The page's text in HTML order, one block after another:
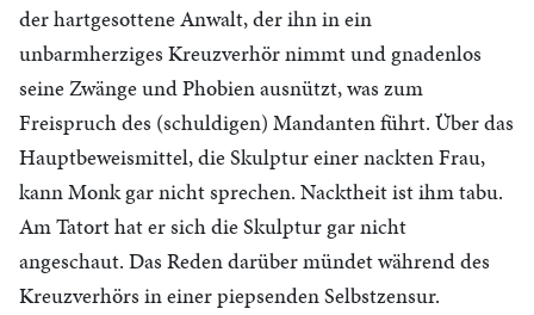
der hartgesottene Anwalt, der ihn in ein
unbarmherziges Kreuzverhör nimmt und gnadenlos
seine Zwänge und Phobien ausnützt, was zum
Freispruch des (schuldigen) Mandanten führt. Über das
Hauptbeweismittel, die Skulptur einer nackten Frau,
kann Monk gar nicht sprechen. Nacktheit ist ihm tabu.
Am Tatort hat er sich die Skulptur gar nicht
angeschaut. Das Reden darüber mündet während des
Kreuzverhörs in einer piepsenden Selbstzensur.